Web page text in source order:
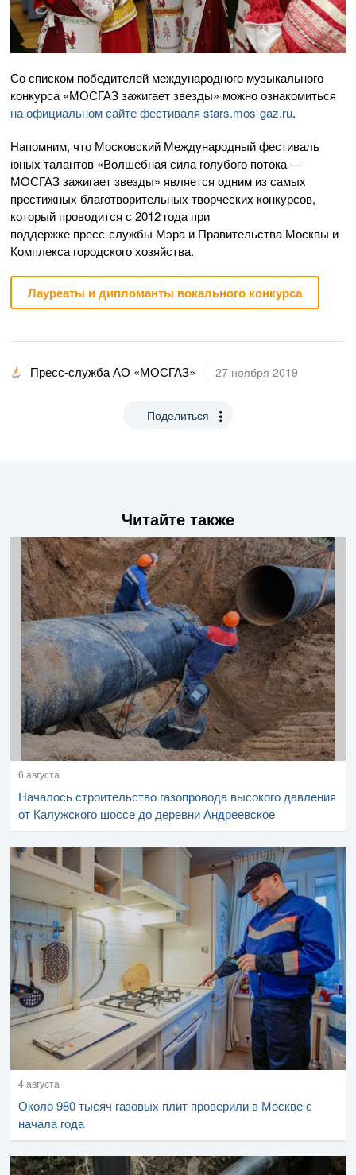
Со списком победителей международного музыкального
конкурса «МОСГАЗ зажигает звезды» можно ознакомиться
на официальном сайте фестиваля stars.mos-gaz.ru.
Напомним, что Московский Международный фестиваль
юных талантов «Волшебная сила голубого потока —
МОСГАЗ зажигает звезды» является одним из самых
престижных благотворительных творческих конкурсов,
который проводится с 2012 года при
поддержке пресс-службы Мэра и Правительства Москвы и
Комплекса городского хозяйства.
Лауреаты и дипломанты вокального конкурса
Пресс-служба АО «МОСГАЗ» 27 ноября 2019
Поделиться
Читайте также
6 августа
Началось строительство газопровода высокого давления
от Калужского шоссе до деревни Андреевское
4 августа
Около 980 тысяч газовых плит проверили в Москве с
начала года